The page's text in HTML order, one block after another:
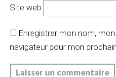
Site web
Enregistrer mon nom,
navigateur pour mon